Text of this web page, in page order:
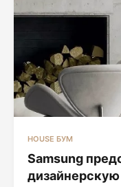
HOUSE БУМ
Samsung